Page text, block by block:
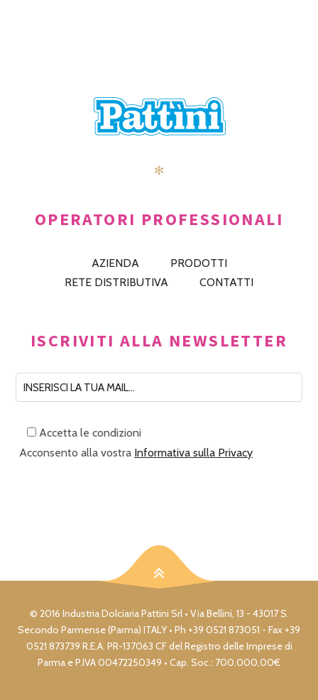
✻
OPERATORI PROFESSIONALI
AZIENDA
PRODOTTI
RETE DISTRIBUTIVA
CONTATTI
ISCRIVITI ALLA NEWSLETTER
Accetta le condizioni
Acconsento alla vostra Informativa sulla Privacy
© 2016 Industria Dolciaria Pattini Srl • Via Bellini, 13 - 43017 S.
Secondo Parmense (Parma) ITALY • Ph +39 0521 873051 - Fax +39
0521 873739 R.E.A. PR-137063 CF del Registro delle Imprese di
Parma e P.IVA 00472250349 • Cap. Soc.: 700.000,00€